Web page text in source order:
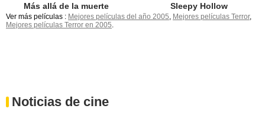
Más allá de la muerte Sleepy Hollow
Ver más películas : Mejores películas del año 2005, Mejores películas Terror,
Mejores películas Terror en 2005.
Noticias de cine